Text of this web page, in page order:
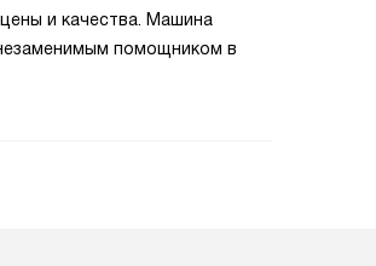
и качества. Машина
помощником в